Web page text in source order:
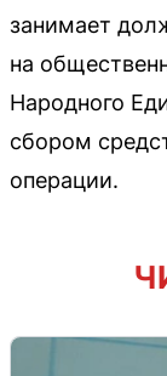
занимает
на
Народного
сбором
операции.